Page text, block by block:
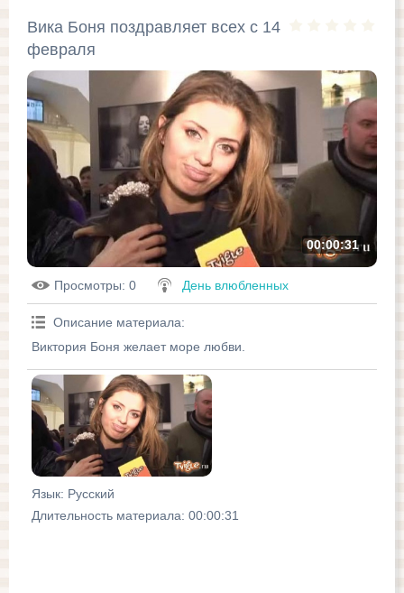
Вика Боня поздравляет всех с 14
февраля
00:00:31
Просмотры: 0 День влюбленных
Описание материала:
Виктория Боня желает море любви.
Язык: Русский
Длительность материала: 00:00:31